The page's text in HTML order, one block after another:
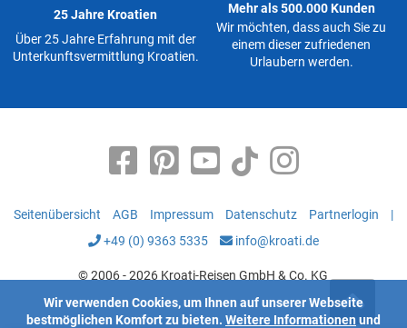
25 Jahre Kroatien
Über 25 Jahre Erfahrung mit der
Unterkunftsvermittlung Kroatien.
Mehr als 500.000 Kunden
Wir möchten, dass auch Sie zu
einem dieser zufriedenen
Urlaubern werden.
Seitenübersicht AGB Impressum Datenschutz Partnerlogin
|
+49 (0) 9363 5335
info@kroati.de
© 2006 - 2026 Kroati-Reisen GmbH & Co. KG
Wir verwenden Cookies, um Ihnen auf unserer Webseite
bestmöglichen Komfort zu bieten. Weitere Informationen und